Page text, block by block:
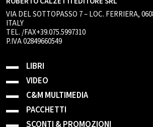
VIA DEL SOTTOPASSO 7 – LOC. FERRIERA,
ITALY
TEL. /FAX+39.075.5997310
P.IVA 02849660549
LIBRI
VIDEO
C&M MULTIMEDIA
PACCHETTI
SCONTI & PROMOZIONI